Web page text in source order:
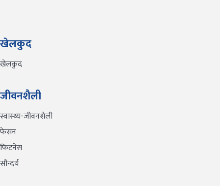
खेलकुद
खेलकुद
जीवनशैली
स्वास्थ्य-जीवनशैली
फेसन
फिटनेस
सौन्दर्य